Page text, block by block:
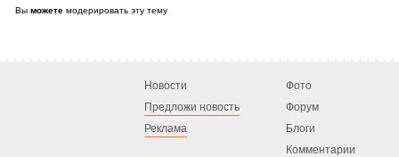
Вы можете модерировать эту тему
Новости
Предложи новость
Реклама
Фото
Форум
Блоги
Комментарии